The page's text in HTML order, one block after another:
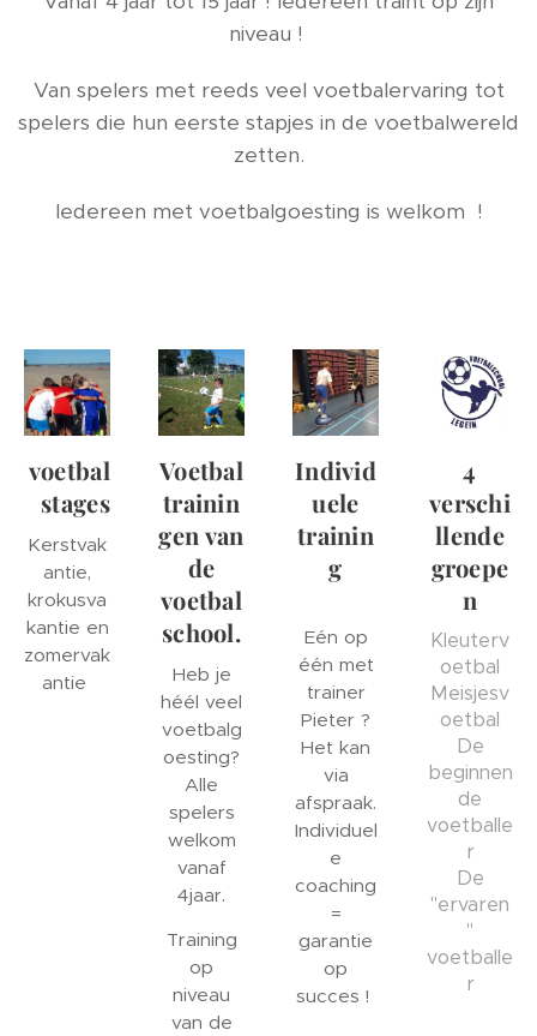
niveau !
Van spelers met reeds veel voetbalervaring tot
spelers die hun eerste stapjes in de voetbalwereld
zetten.
Iedereen met voetbalgoesting is welkom !
voetbal
stages
Kerstvak
antie,
krokusva
kantie en
zomervak
antie
Voetbal
trainin
gen van
de
voetbal
school.
Heb je
héél veel
voetbalg
oesting?
Alle
spelers
welkom
vanaf
4jaar.
Training
op
niveau
van de
Individ
uele
trainin
g
Eén op
één met
trainer
Pieter ?
Het kan
via
afspraak.
Individuel
e
coaching
=
garantie
op
succes !
4
verschi
llende
groepe
n
Kleuterv
oetbal
Meisjesv
oetbal
De
beginnen
de
voetballe
r
De
"ervaren
"
voetballe
r